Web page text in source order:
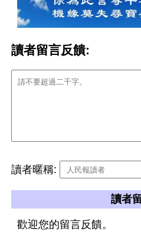
讀者留言反饋:
讀者暱稱:
讀者
歡迎您的留言反饋。